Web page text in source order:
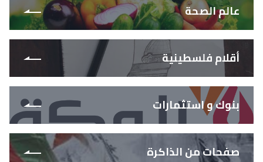
عالم الصحة
أقلام فلسطينية
بنوك و استثمارات
صفحات من الذاكرة